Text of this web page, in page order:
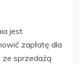
jest
zapłatę dla
sprzedażą